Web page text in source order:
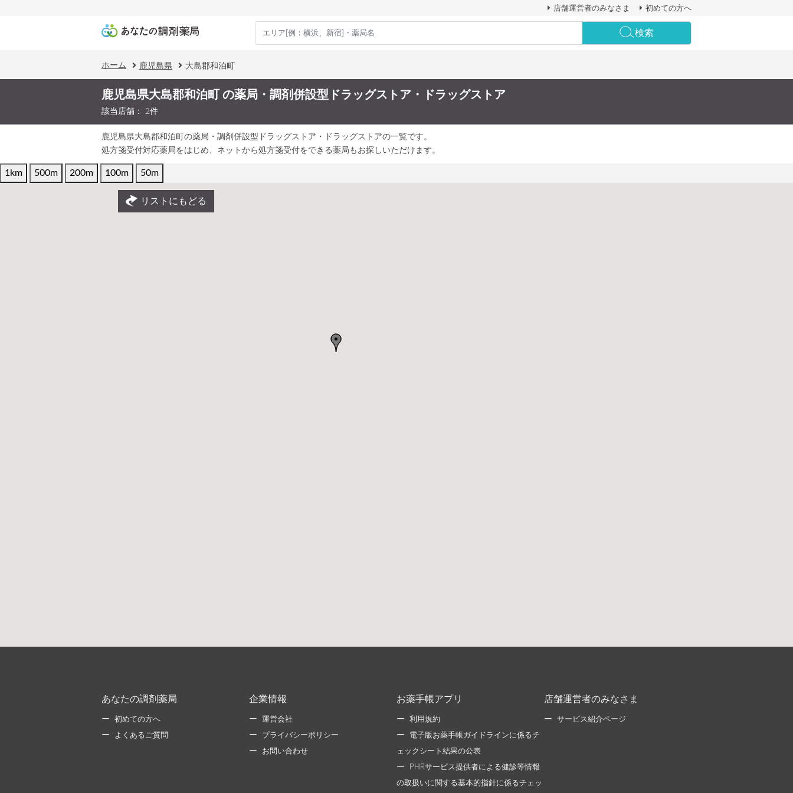
店舗運営者のみなさま 初めての方へ
検索
ホーム 鹿児島県 大島郡和泊町
鹿児島県大島郡和泊町 の薬局・調剤併設型ドラッグストア・ドラッグストア
該当店舗： 2件
鹿児島県大島郡和泊町の薬局・調剤併設型ドラッグストア・ドラッグストアの一覧です。
処方箋受付対応薬局をはじめ、ネットから処方箋受付をできる薬局もお探しいただけます。
1km 500m 200m 100m 50m
リストにもどる
あなたの調剤薬局
初めての方へ
よくあるご質問
企業情報
運営会社
プライバシーポリシー
お問い合わせ
お薬手帳アプリ
利用規約
電子版お薬手帳ガイドラインに係るチ
ェックシート結果の公表
PHRサービス提供者による健診等情報
の取扱いに関する基本的指針に係るチェッ
店舗運営者のみなさま
サービス紹介ページ